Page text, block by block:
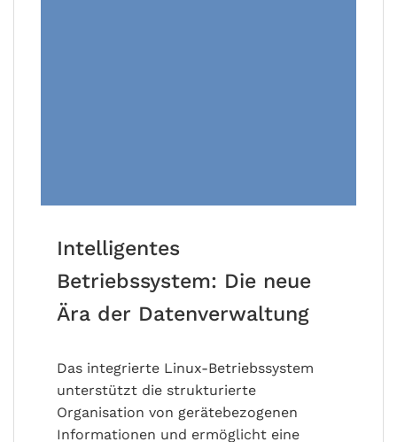
Intelligentes
Betriebssystem: Die neue
Ära der Datenverwaltung
Das integrierte Linux-Betriebssystem
unterstützt die strukturierte
Organisation von gerätebezogenen
Informationen und ermöglicht eine